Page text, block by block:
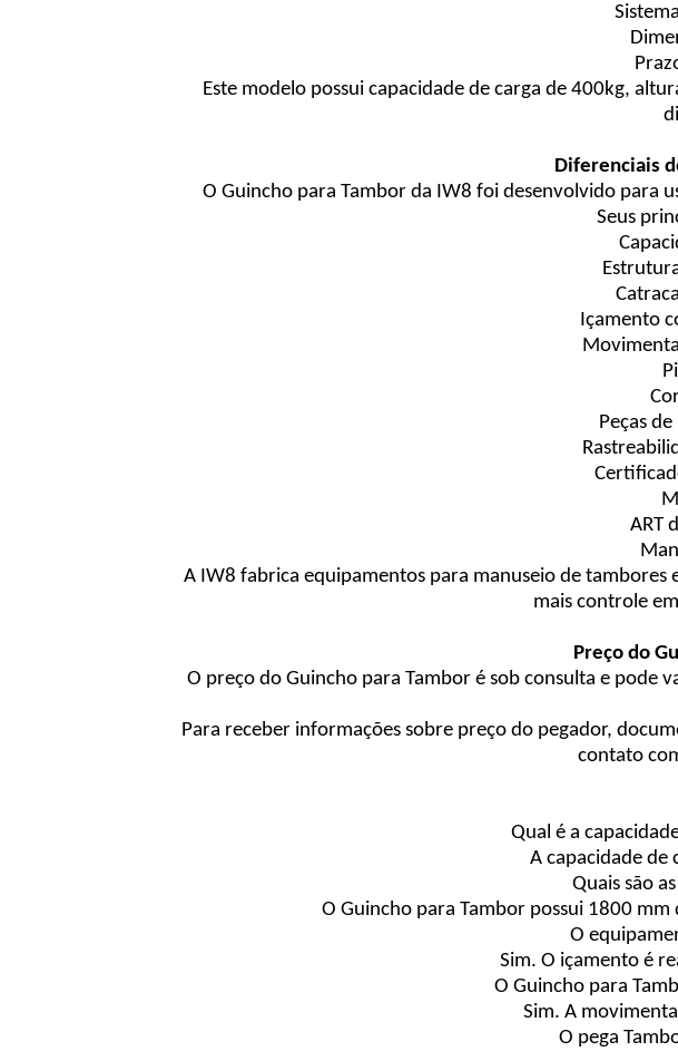
Este modelo possui capacidade de carga de 400kg,
Diferenciais
O Guincho para Tambor da IW8 foi desenvolvido para
Seus
Içamento
Peças
ART
A IW8 fabrica equipamentos para manuseio de
mais controle
Preço do
O preço do Guincho para Tambor é sob consulta e
Para receber informações sobre preço do pegador,
contato
Qual é a
A capacidade de
Quais são
O Guincho para Tambor possui 1800
O
Sim. O içamento é
O Guincho para
Sim. A
O pega